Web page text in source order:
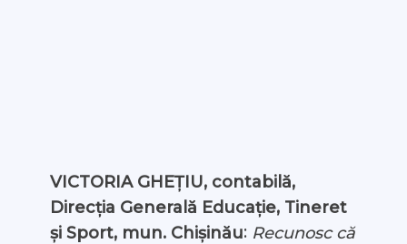
VICTORIA GHEȚIU, contabilă,
Direcția Generală Educație, Tineret
și Sport, mun. Chișinău: Recunosc că